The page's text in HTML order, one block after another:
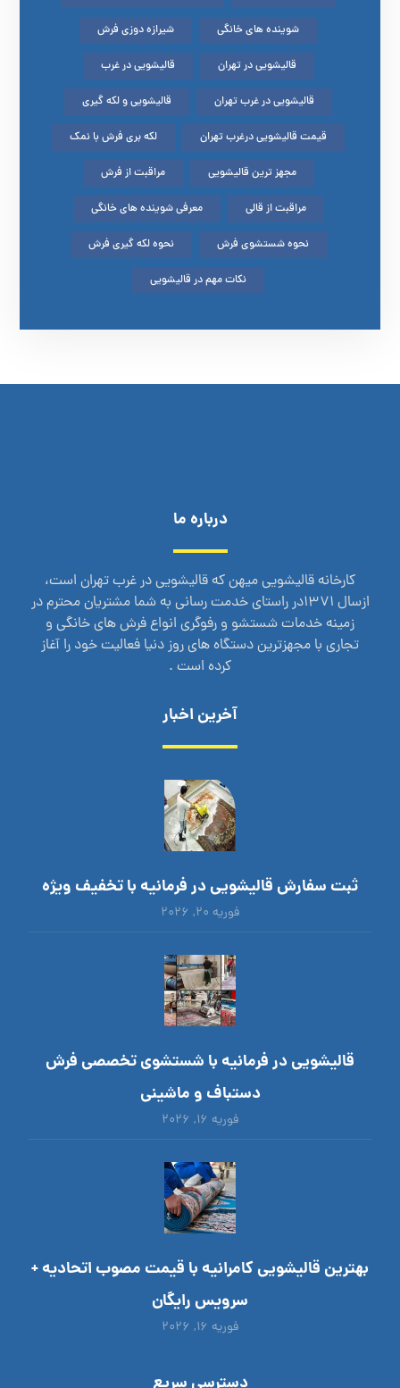
شوینده های خانگی شیرازه دوزی فرش
قالیشویی در تهران قالیشویی در غرب
قالیشویی در غرب تهران قالیشویی و لکه گیری
قیمت قالیشویی درغرب تهران لکه بری فرش با نمک
مجهز ترین قالیشویی مراقبت از فرش
مراقبت از قالی معرفی شوینده های خانگی
نحوه شستشوی فرش نحوه لکه گیری فرش
نکات مهم در قالیشویی
درباره ما
کارخانه قالیشویی میهن که قالیشویی در غرب تهران است،
ازسال 1371در راستای خدمت رسانی به شما مشتریان محترم در
زمینه خدمات شستشو و رفوگری انواع فرش های خانگی و
تجاری با مجهزترین دستگاه های روز دنیا فعالیت خود را آغاز
کرده است .
آخرین اخبار
ثبت سفارش قالیشویی در فرمانیه با تخفیف ویژه
فوریه ۲۰, ۲۰۲۶
قالیشویی در فرمانیه با شستشوی تخصصی فرش
دستباف و ماشینی
فوریه ۱۶, ۲۰۲۶
بهترین قالیشویی کامرانیه با قیمت مصوب اتحادیه +
سرویس رایگان
فوریه ۱۶, ۲۰۲۶